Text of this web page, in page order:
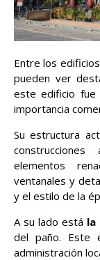
Entre los
pueden ver
este edificio
importancia
Su estructura
elementos
ventanales y
y el estilo de la
A su lado está la
del paño. Este
administración